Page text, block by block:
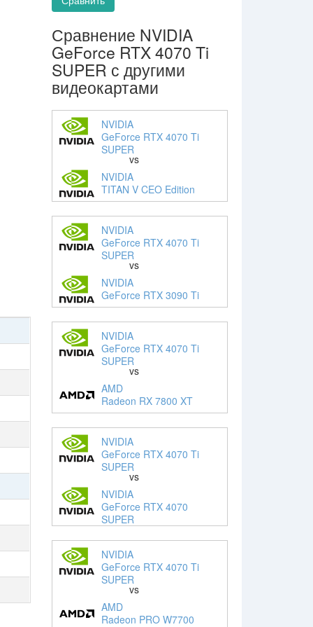
Сравнение NVIDIA
GeForce RTX 4070 Ti
SUPER с другими
видеокартами
NVIDIA
GeForce RTX 4070 Ti
SUPER
vs
NVIDIA
TITAN V CEO Edition
NVIDIA
GeForce RTX 4070 Ti
SUPER
vs
NVIDIA
GeForce RTX 3090 Ti
NVIDIA
GeForce RTX 4070 Ti
SUPER
vs
AMD
Radeon RX 7800 XT
NVIDIA
GeForce RTX 4070 Ti
SUPER
vs
NVIDIA
GeForce RTX 4070
SUPER
NVIDIA
GeForce RTX 4070 Ti
SUPER
vs
AMD
Radeon PRO W7700